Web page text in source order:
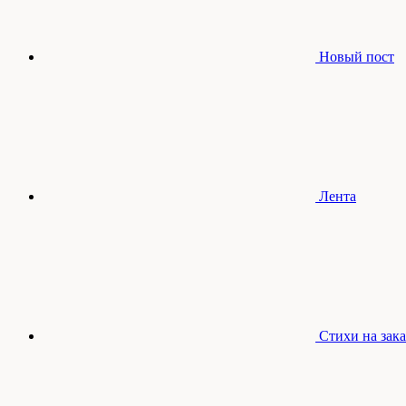
Новый пост
Лента
Стихи на